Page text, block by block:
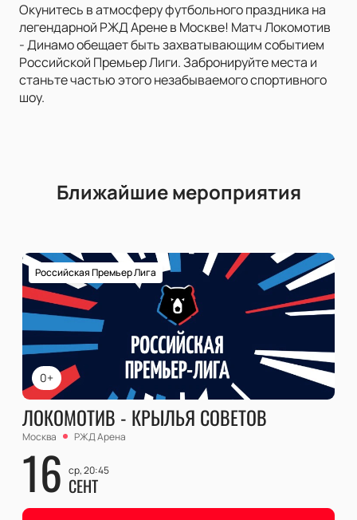
Окунитесь в атмосферу футбольного праздника на
легендарной РЖД Арене в Москве! Матч Локомотив
- Динамо обещает быть захватывающим событием
Российской Премьер Лиги. Забронируйте места и
станьте частью этого незабываемого спортивного
шоу.
Ближайшие мероприятия
0+
Российская Премьер Лига
ЛОКОМОТИВ - КРЫЛЬЯ СОВЕТОВ
Москва РЖД Арена
16 ср, 20:45
СЕНТ